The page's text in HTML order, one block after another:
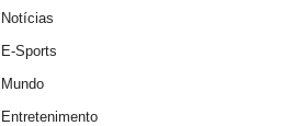
Notícias
E-Sports
Mundo
Entretenimento